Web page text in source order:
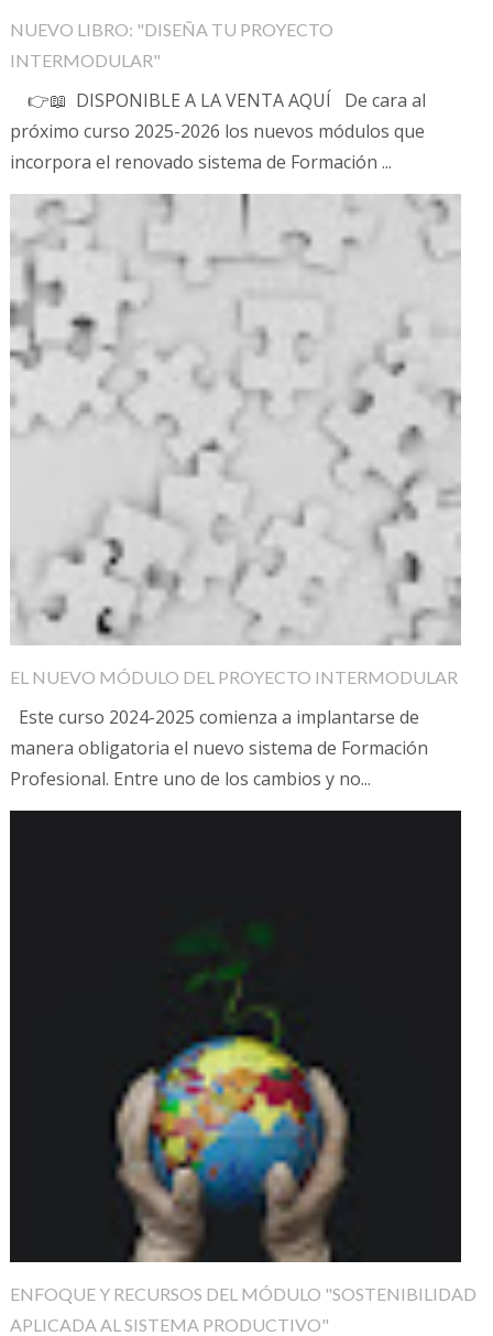
NUEVO LIBRO: "DISEÑA TU PROYECTO
INTERMODULAR"
👉📖 DISPONIBLE A LA VENTA AQUÍ De cara al
próximo curso 2025-2026 los nuevos módulos que
incorpora el renovado sistema de Formación ...
EL NUEVO MÓDULO DEL PROYECTO INTERMODULAR
Este curso 2024-2025 comienza a implantarse de
manera obligatoria el nuevo sistema de Formación
Profesional. Entre uno de los cambios y no...
ENFOQUE Y RECURSOS DEL MÓDULO "SOSTENIBILIDAD
APLICADA AL SISTEMA PRODUCTIVO"